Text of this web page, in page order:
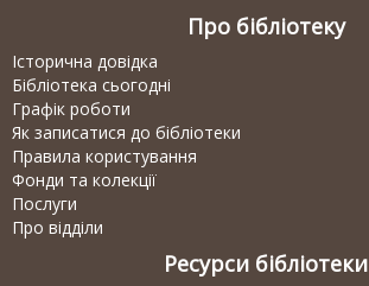
Про бібліотеку
Історична довідка
Бібліотека сьогодні
Графік роботи
Як записатися до бібліотеки
Правила користування
Фонди та колекції
Послуги
Про відділи
Ресурси бібліотеки